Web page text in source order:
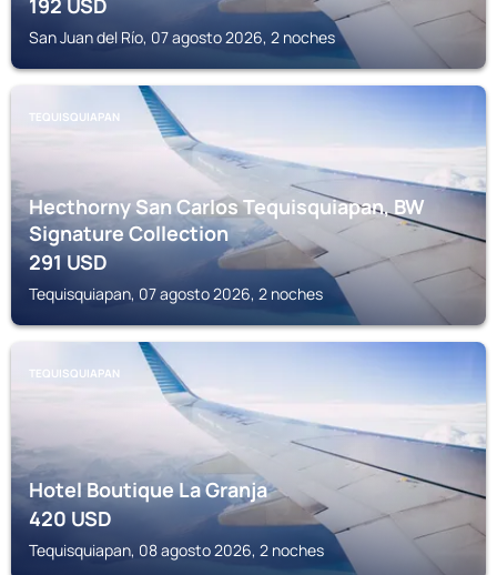
192USD
San Juan del Río, 07 agosto 2026, 2 noches
TEQUISQUIAPAN
Hecthorny San Carlos Tequisquiapan, BW
Signature Collection
291USD
Tequisquiapan, 07 agosto 2026, 2 noches
TEQUISQUIAPAN
Hotel Boutique La Granja
420USD
Tequisquiapan, 08 agosto 2026, 2 noches